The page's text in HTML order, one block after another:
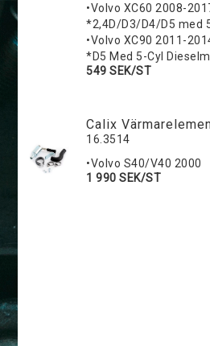
•Volvo XC60 2008-
*2,4D/D3/D4/D5 med
•Volvo XC90 2011-
*D5 Med 5-Cyl
549 SEK/ST
Calix
16.3514
•Volvo S40/V40 2000
1 990 SEK/ST